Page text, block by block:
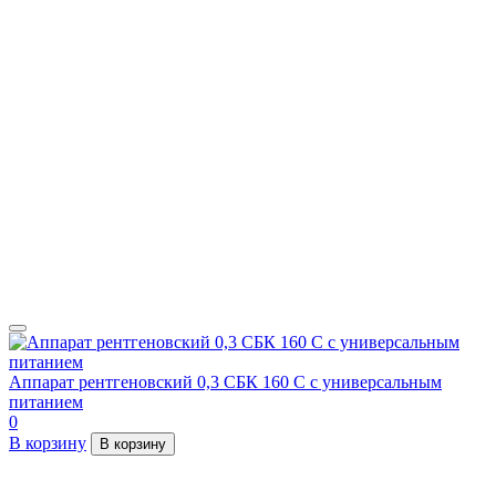
Аппарат рентгеновский 0,3 СБК 160 С с универсальным
питанием
0
В корзину
В корзину